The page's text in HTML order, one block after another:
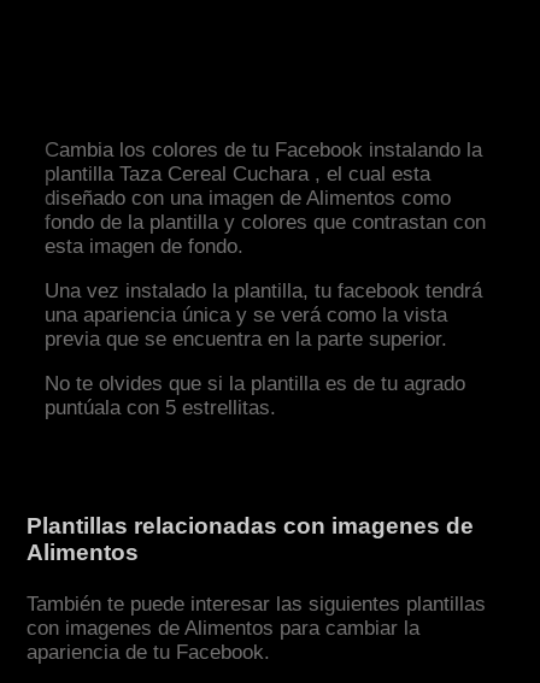
Cambia los colores de tu Facebook instalando la
plantilla Taza Cereal Cuchara , el cual esta
diseñado con una imagen de Alimentos como
fondo de la plantilla y colores que contrastan con
esta imagen de fondo.
Una vez instalado la plantilla, tu facebook tendrá
una apariencia única y se verá como la vista
previa que se encuentra en la parte superior.
No te olvides que si la plantilla es de tu agrado
puntúala con 5 estrellitas.
Plantillas relacionadas con imagenes de
Alimentos
También te puede interesar las siguientes plantillas
con imagenes de Alimentos para cambiar la
apariencia de tu Facebook.